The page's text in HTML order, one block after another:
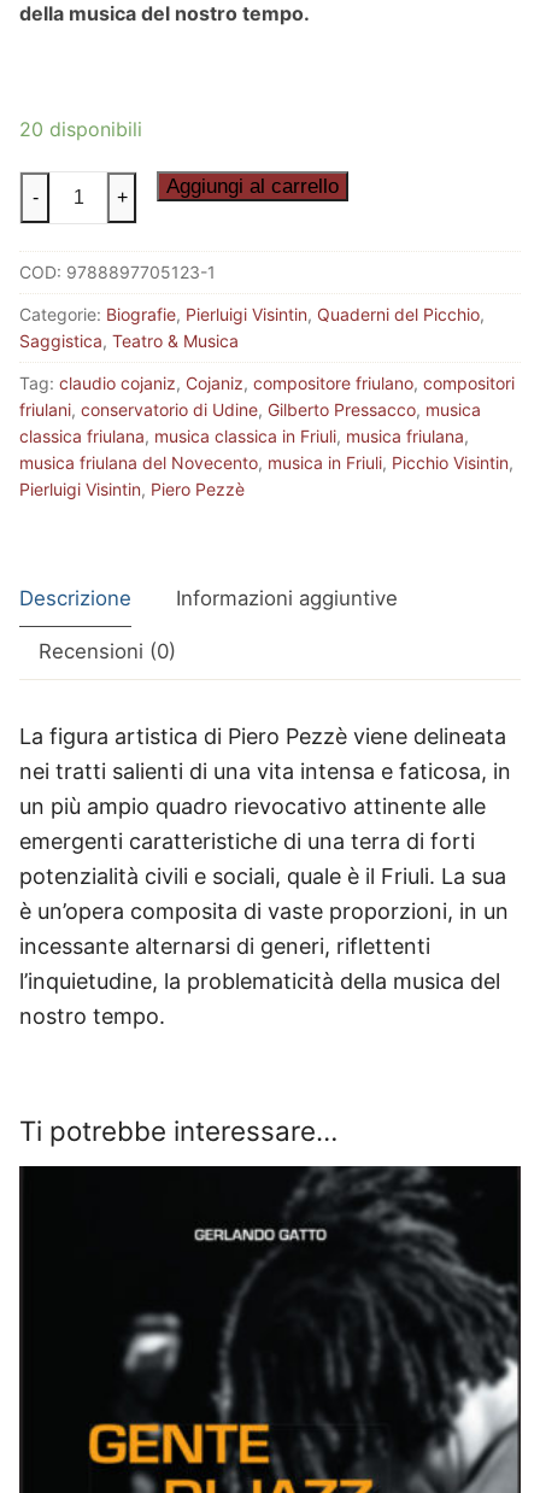
della musica del nostro tempo.
20 disponibili
PEZZÈ
quantità
- + Aggiungi al carrello
COD: 9788897705123-1
Categorie: Biografie, Pierluigi Visintin, Quaderni del Picchio,
Saggistica, Teatro & Musica
Tag: claudio cojaniz, Cojaniz, compositore friulano, compositori
friulani, conservatorio di Udine, Gilberto Pressacco, musica
classica friulana, musica classica in Friuli, musica friulana,
musica friulana del Novecento, musica in Friuli, Picchio Visintin,
Pierluigi Visintin, Piero Pezzè
Descrizione Informazioni aggiuntive
Recensioni (0)
La figura artistica di Piero Pezzè viene delineata
nei tratti salienti di una vita intensa e faticosa, in
un più ampio quadro rievocativo attinente alle
emergenti caratteristiche di una terra di forti
potenzialità civili e sociali, quale è il Friuli. La sua
è un’opera composita di vaste proporzioni, in un
incessante alternarsi di generi, riflettenti
l’inquietudine, la problematicità della musica del
nostro tempo.
Ti potrebbe interessare…